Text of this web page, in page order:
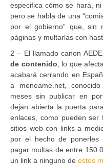
especifica cómo se hará,
pero se habla de una
por el gobierno” que, sin
páginas y multarlas con
2 – El llamado canon AEDE
de contenido , lo que
acabará cerrando en
a meneame.net,
meses sin publicar en
dejan abierta la puerta
enlaces, como pueden ser
sitios web con links a
por el hecho de ponerles
pagar multas de entre
un link a ninguno de estos